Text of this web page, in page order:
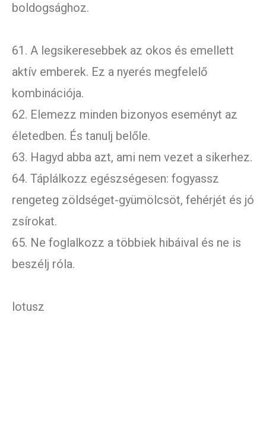
boldogsághoz.
61. A legsikeresebbek az okos és emellett
aktív emberek. Ez a nyerés megfelelő
kombinációja.
62. Elemezz minden bizonyos eseményt az
életedben. És tanulj belőle.
63. Hagyd abba azt, ami nem vezet a sikerhez.
64. Táplálkozz egészségesen: fogyassz
rengeteg zöldséget-gyümölcsöt, fehérjét és jó
zsírokat.
65. Ne foglalkozz a többiek hibáival és ne is
beszélj róla.
lotusz